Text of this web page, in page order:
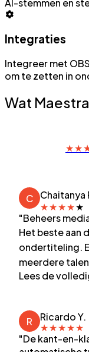
AI-stemmen en
Integraties
Integreer met
om te zetten in
Wat
★★
C Chaitanya
★★★★★
"Beheers
Het beste aan
ondertiteling.
meerdere
Lees de
R
Ricardo Y.
★★★★★
"De kant-en-